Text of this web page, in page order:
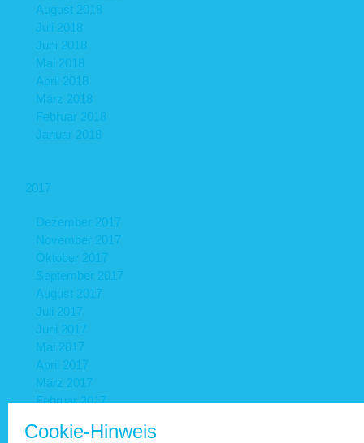
August 2018
Juli 2018
Juni 2018
Mai 2018
April 2018
März 2018
Februar 2018
Januar 2018
2017
Dezember 2017
November 2017
Oktober 2017
September 2017
August 2017
Juli 2017
Juni 2017
Mai 2017
April 2017
März 2017
Februar 2017
Cookie-Hinweis